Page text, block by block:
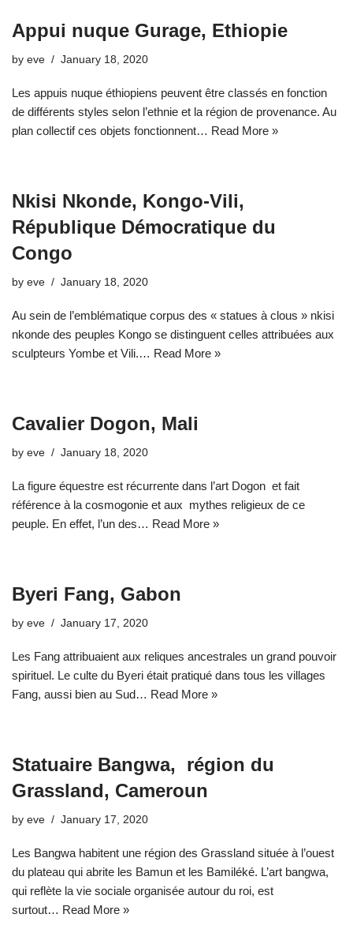
Appui nuque Gurage, Ethiopie
by eve January 18, 2020
Les appuis nuque éthiopiens peuvent être classés en fonction
de différents styles selon l’ethnie et la région de provenance. Au
plan collectif ces objets fonctionnent… Read More »
Nkisi Nkonde, Kongo-Vili,
République Démocratique du
Congo
by eve January 18, 2020
Au sein de l’emblématique corpus des « statues à clous » nkisi
nkonde des peuples Kongo se distinguent celles attribuées aux
sculpteurs Yombe et Vili.… Read More »
Cavalier Dogon, Mali
by eve January 18, 2020
La figure équestre est récurrente dans l’art Dogon et fait
référence à la cosmogonie et aux mythes religieux de ce
peuple. En effet, l’un des… Read More »
Byeri Fang, Gabon
by eve January 17, 2020
Les Fang attribuaient aux reliques ancestrales un grand pouvoir
spirituel. Le culte du Byeri était pratiqué dans tous les villages
Fang, aussi bien au Sud… Read More »
Statuaire Bangwa, région du
Grassland, Cameroun
by eve January 17, 2020
Les Bangwa habitent une région des Grassland située à l’ouest
du plateau qui abrite les Bamun et les Bamiléké. L’art bangwa,
qui reflète la vie sociale organisée autour du roi, est
surtout… Read More »